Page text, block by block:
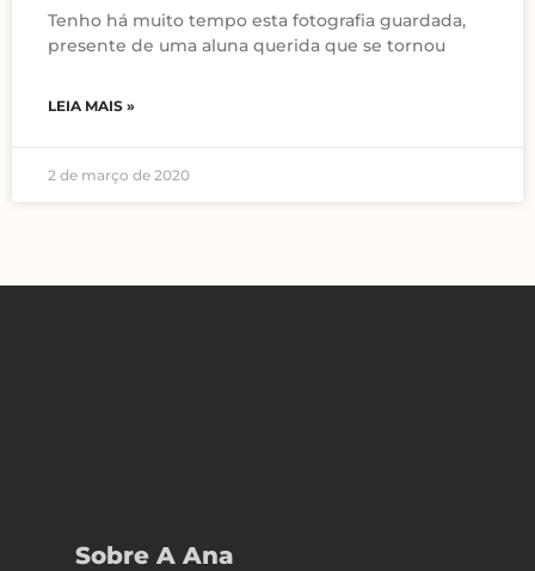
Tenho há muito tempo esta fotografia guardada,
presente de uma aluna querida que se tornou
LEIA MAIS »
2 de março de 2020
Sobre A Ana